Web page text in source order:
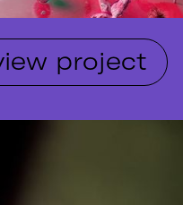
project